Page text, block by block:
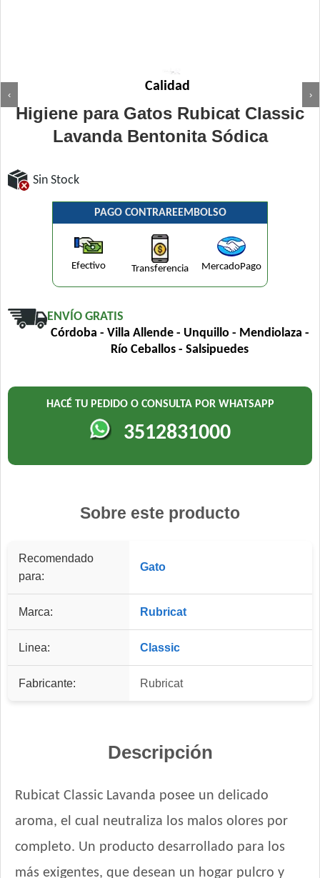
‹ ›
Calidad
Higiene para Gatos Rubicat Classic
Lavanda Bentonita Sódica
Sin Stock
PAGO CONTRAREEMBOLSO
Efectivo Transferencia MercadoPago
ENVÍO GRATIS
Córdoba - Villa Allende - Unquillo - Mendiolaza -
Río Ceballos - Salsipuedes
HACÉ TU PEDIDO O CONSULTA POR WHATSAPP
3512831000
Sobre este producto
Recomendado
para:
Gato
Marca: Rubricat
Linea: Classic
Fabricante: Rubricat
Descripción
Rubicat Classic Lavanda posee un delicado
aroma, el cual neutraliza los malos olores por
completo. Un producto desarrollado para los
más exigentes, que desean un hogar pulcro y